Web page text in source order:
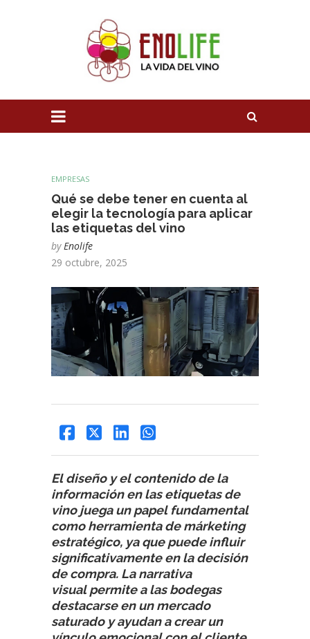
EMPRESAS
Qué se debe tener en cuenta al
elegir la tecnología para aplicar
las etiquetas del vino
by Enolife
29 octubre, 2025
El diseño y el contenido de la
información en las etiquetas de
vino juega un papel fundamental
como herramienta de márketing
estratégico, ya que puede influir
significativamente en la decisión
de compra. La narrativa
visual permite a las bodegas
destacarse en un mercado
saturado y ayudan a crear un